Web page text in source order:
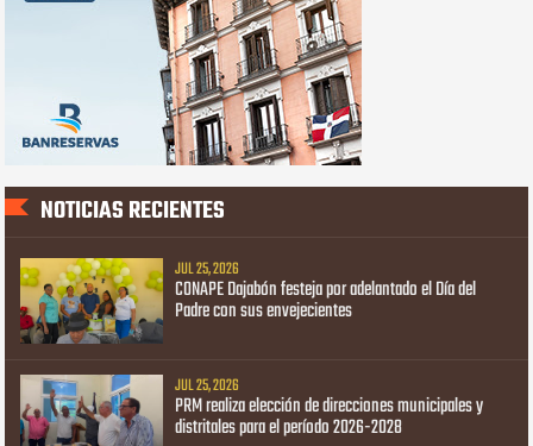
NOTICIAS RECIENTES
JUL 25, 2026
CONAPE Dajabón festeja por adelantado el Día del
Padre con sus envejecientes
JUL 25, 2026
PRM realiza elección de direcciones municipales y
distritales para el período 2026-2028